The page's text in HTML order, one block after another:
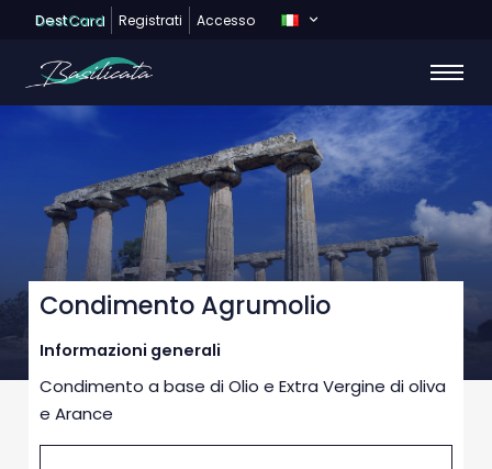
DestCard Registrati Accesso
Condimento Agrumolio
Informazioni generali
Condimento a base di Olio e Extra Vergine di oliva
e Arance